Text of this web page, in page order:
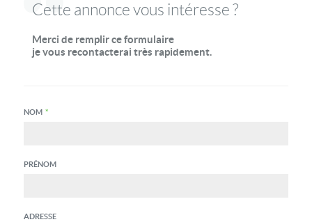
Cette annonce vous intéresse ?
Merci de remplir ce formulaire
je vous recontacterai très rapidement.
NOM *
PRÉNOM
ADRESSE